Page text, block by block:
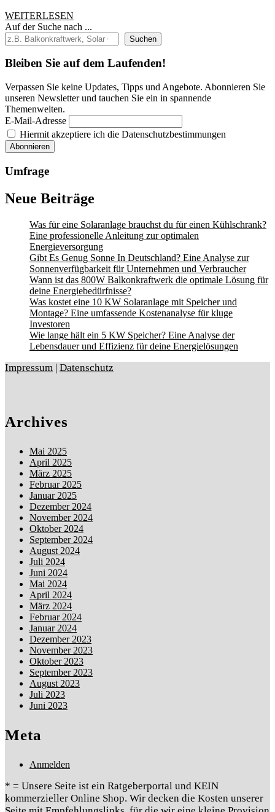
WEITERLESEN
Auf der Suche nach ...
Suchen
Bleiben Sie auf dem Laufenden!
Verpassen Sie keine Updates, Tipps und Angebote. Abonnieren Sie
unseren Newsletter und tauchen Sie ein in spannende
Themenwelten.
E-Mail-Adresse
Hiermit akzeptiere ich die Datenschutzbestimmungen
Umfrage
Neue Beiträge
Was für eine Solaranlage brauchst du für einen Kühlschrank?
Eine professionelle Anleitung zur optimalen
Energieversorgung
Gibt Es Genug Sonne In Deutschland? Eine Analyse zur
Sonnenverfügbarkeit für Unternehmen und Verbraucher
Wann ist das 800W Balkonkraftwerk die optimale Lösung für
deine Energiebedürfnisse?
Was kostet eine 10 KW Solaranlage mit Speicher und
Montage? Eine umfassende Kostenanalyse für kluge
Investoren
Wie lange hält ein 5 KW Speicher? Eine Analyse der
Lebensdauer und Effizienz für deine Energielösungen
Impressum | Datenschutz
Archives
Mai 2025
April 2025
März 2025
Februar 2025
Januar 2025
Dezember 2024
November 2024
Oktober 2024
September 2024
August 2024
Juli 2024
Juni 2024
Mai 2024
April 2024
März 2024
Februar 2024
Januar 2024
Dezember 2023
November 2023
Oktober 2023
September 2023
August 2023
Juli 2023
Juni 2023
Meta
Anmelden
* = Unsere Seite ist ein Ratgeberportal und KEIN
kommerzieller Online Shop. Wir decken die Kosten unserer